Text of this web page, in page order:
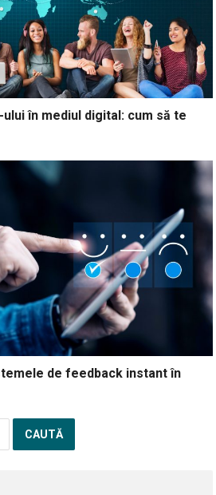
în mediul digital: cum să te
de feedback instant în